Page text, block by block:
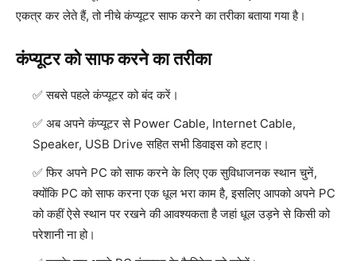
एकत्र कर लेते हैं, तो नीचे कंप्यूटर साफ करने का तरीका बताया गया है।
कंप्यूटर को साफ करने का तरीका
सबसे पहले कंप्यूटर को बंद करें।
अब अपने कंप्यूटर से Power Cable, Internet Cable,
Speaker, USB Drive सहित सभी डिवाइस को हटाए।
फिर अपने PC को साफ करने के लिए एक सुविधाजनक स्थान चुनें,
क्योंकि PC को साफ करना एक धूल भरा काम है, इसलिए आपको अपने PC
को कहीं ऐसे स्थान पर रखने की आवश्यकता है जहां धूल उड़ने से किसी को
परेशानी ना हो।